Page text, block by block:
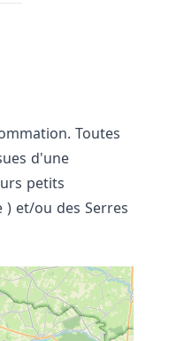
Toutes
d'une
petits
et/ou des Serres